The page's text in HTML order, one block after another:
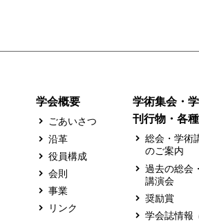
学会概要
ごあいさつ
沿革
役員構成
会則
事業
リンク
学術集会・学
刊行物・各
総会・学術
のご案内
過去の総会
講演会
奨励賞
学会誌情報